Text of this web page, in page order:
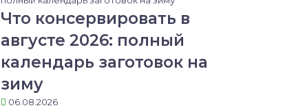
Что консервировать в
августе 2026: полный
календарь заготовок на
зиму
06.08.2026